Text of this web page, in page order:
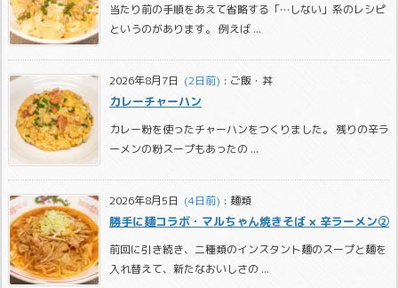
当たり前の手順をあえて省略する「…しない」系のレシピ
というのがあります。 例えば ...
2026年8月7日
  (2日前)
: ご飯・丼
カレーチャーハン
カレー粉を使ったチャーハンをつくりました。 残りの辛ラ
ーメンの粉スープもあったの ...
2026年8月5日
  (4日前)
: 麺類
勝手に麺コラボ・マルちゃん焼きそば × 辛ラーメン②
前回に引き続き、二種類のインスタント麺のスープと麺を
入れ替えて、新たなおいしさの ...